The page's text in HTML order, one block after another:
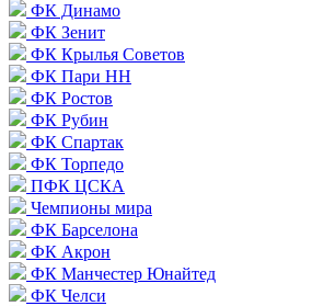
ФК Динамо
ФК Зенит
ФК Крылья Советов
ФК Пари НН
ФК Ростов
ФК Рубин
ФК Спартак
ФК Торпедо
ПФК ЦСКА
Чемпионы мира
ФК Барселона
ФК Акрон
ФК Манчестер Юнайтед
ФК Челси